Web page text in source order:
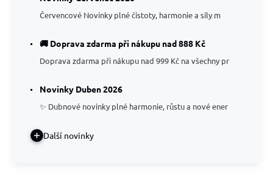
Červencové Novinky plné čistoty, harmonie a síly m
🚚 Doprava zdarma při nákupu nad 888 Kč
Doprava zdarma při nákupu nad 999 Kč na všechny pr
Novinky Duben 2026
✨ Dubnové novinky plné harmonie, růstu a nové ener
Další novinky